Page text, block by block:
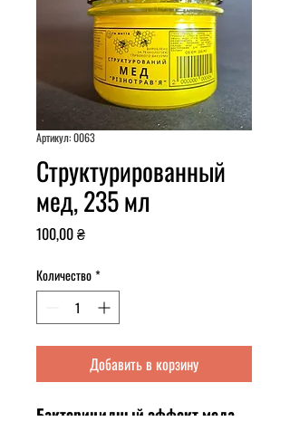
Артикул: 0063
Структурированный
мед, 235 мл
100,00 ₴Цена
Количество*
Добавить в корзину
Бактерицидный эффект меда